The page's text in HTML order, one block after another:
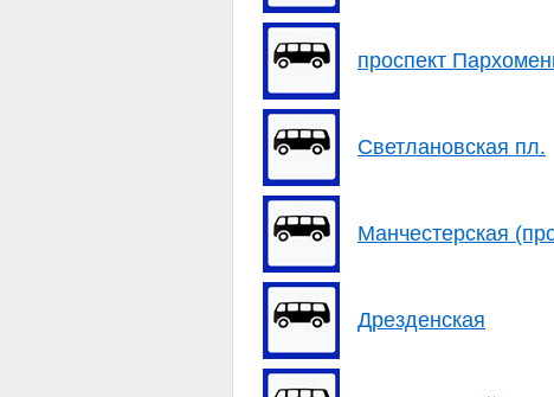
проспект
Светлановская пл.
Манчестерская
Дрезденская